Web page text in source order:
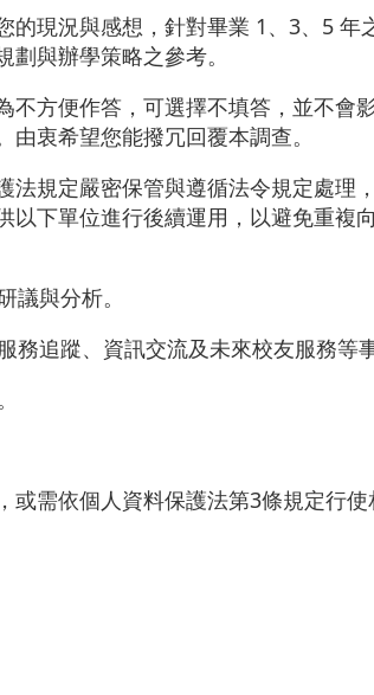
現況與感想，針對畢業 1、3、5 年
與辦學策略之參考。
方便作答，可選擇不填答，並不會
衷希望您能撥冗回覆本調查。
規定嚴密保管與遵循法令規定處理
以下單位進行後續運用，以避免重複
與分析。
追蹤、資訊交流及未來校友服務等事
需依個人資料保護法第3條規定行使